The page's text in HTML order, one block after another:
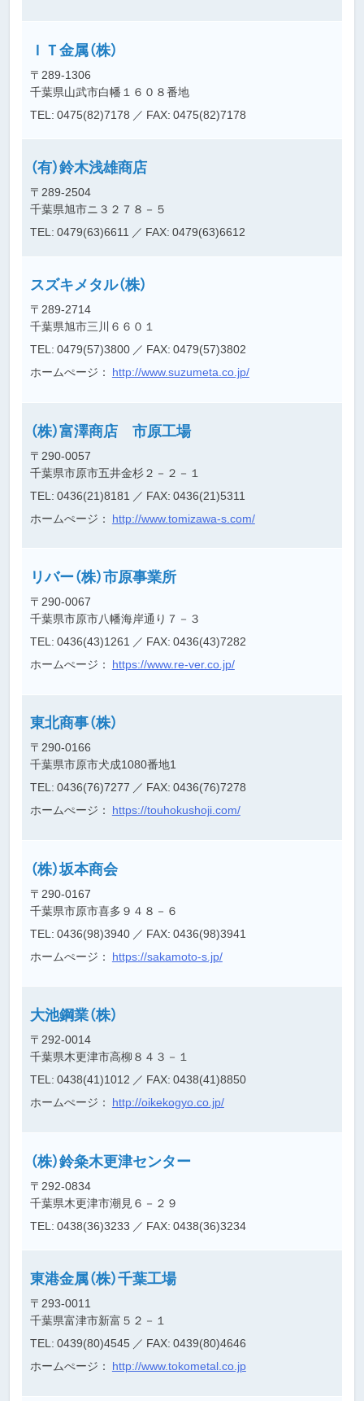
ＩＴ金属（株）
〒289-1306
千葉県山武市白幡１６０８番地
TEL: 0475(82)7178 ／ FAX: 0475(82)7178
（有）鈴木浅雄商店
〒289-2504
千葉県旭市ニ３２７８－５
TEL: 0479(63)6611 ／ FAX: 0479(63)6612
スズキメタル（株）
〒289-2714
千葉県旭市三川６６０１
TEL: 0479(57)3800 ／ FAX: 0479(57)3802
ホームぺージ： http://www.suzumeta.co.jp/
（株）富澤商店 市原工場
〒290-0057
千葉県市原市五井金杉２－２－１
TEL: 0436(21)8181 ／ FAX: 0436(21)5311
ホームぺージ： http://www.tomizawa-s.com/
リバー（株）市原事業所
〒290-0067
千葉県市原市八幡海岸通り７－３
TEL: 0436(43)1261 ／ FAX: 0436(43)7282
ホームぺージ： https://www.re-ver.co.jp/
東北商事（株）
〒290-0166
千葉県市原市犬成1080番地1
TEL: 0436(76)7277 ／ FAX: 0436(76)7278
ホームぺージ： https://touhokushoji.com/
（株）坂本商会
〒290-0167
千葉県市原市喜多９４８－６
TEL: 0436(98)3940 ／ FAX: 0436(98)3941
ホームぺージ： https://sakamoto-s.jp/
大池鋼業（株）
〒292-0014
千葉県木更津市高柳８４３－１
TEL: 0438(41)1012 ／ FAX: 0438(41)8850
ホームぺージ： http://oikekogyo.co.jp/
（株）鈴粂木更津センター
〒292-0834
千葉県木更津市潮見６－２９
TEL: 0438(36)3233 ／ FAX: 0438(36)3234
東港金属（株）千葉工場
〒293-0011
千葉県富津市新富５２－１
TEL: 0439(80)4545 ／ FAX: 0439(80)4646
ホームぺージ： http://www.tokometal.co.jp